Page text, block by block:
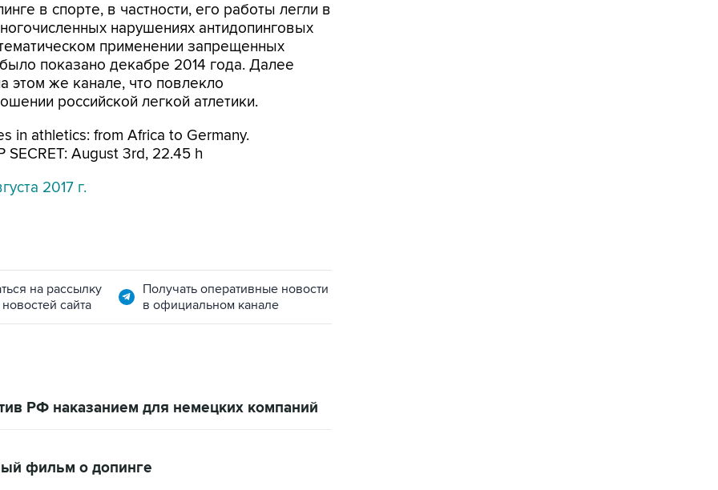
в спорте, в частности, его работы легли в
нарушениях антидопинговых
применении запрещенных
показано декабре 2014 года. Далее
этом же канале, что повлекло
российской легкой атлетики.
in athletics: from Africa to Germany.
August 3rd, 22.45 h
2017 г.
на рассылку
сайта
Получать оперативные новости
в официальном канале
РФ наказанием для немецких компаний
фильм о допинге